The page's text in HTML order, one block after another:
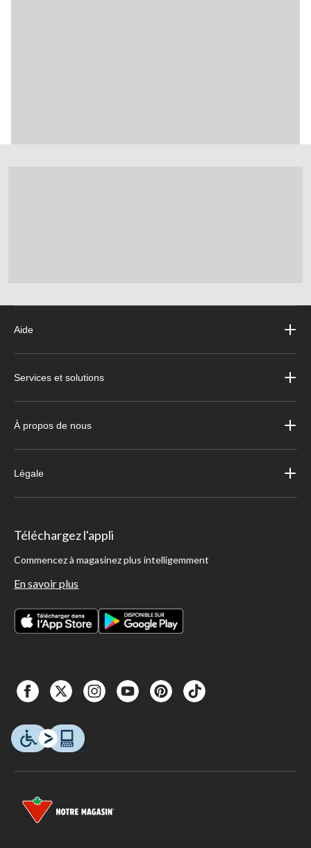
Aide
Services et solutions
À propos de nous
Légale
Téléchargez l'appli
Commencez à magasinez plus intelligemment
En savoir plus